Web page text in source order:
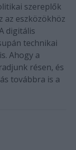
szereplők
az eszközökhöz
digitális
technikai
Ahogy a
résen, és
továbbra is a